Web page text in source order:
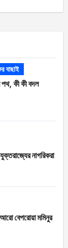
বাছাই
পথ, কী কী বদল
নাগরিকরা
বেপরোয়া মমিনুর